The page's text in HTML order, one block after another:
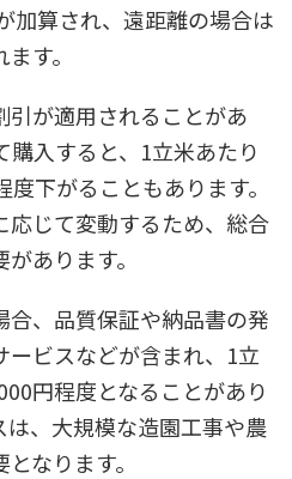
加算され、遠距離の場合は
す。
が適用されることがあ
購入すると、1立米あたり
下がることもあります。
応じて変動するため、総合
あります。
、品質保証や納品書の発
ビスなどが含まれ、1立
円程度となることがあり
は、大規模な造園工事や農
なります。